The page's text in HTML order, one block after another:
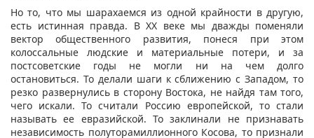
Но то, что мы шарахаемся из одной крайности в другую,
есть истинная правда. В ХХ веке мы дважды поменяли
вектор общественного развития, понеся при этом
колоссальные людские и материальные потери, и за
постсоветские годы не могли ни на чем долго
остановиться. То делали шаги к сближению с Западом, то
резко развернулись в сторону Востока, не найдя там того,
чего искали. То считали Россию европейской, то стали
называть ее евразийской. То заклинали не признавать
независимость полуторамиллионного Косова, то признали